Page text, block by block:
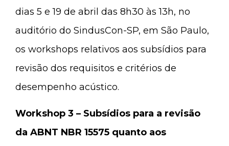
dias 5 e 19 de abril das 8h30 às 13h, no
auditório do SindusCon-SP, em São Paulo,
os workshops relativos aos subsídios para
revisão dos requisitos e critérios de
desempenho acústico.
Workshop 3 – Subsídios para a revisão
da ABNT NBR 15575 quanto aos